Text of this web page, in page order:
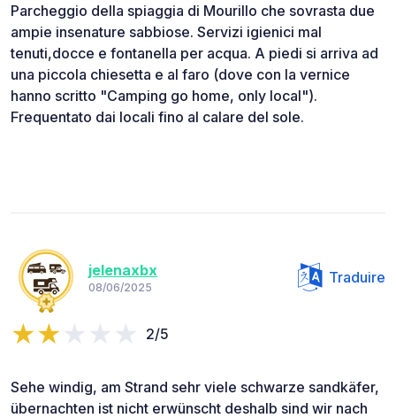
Parcheggio della spiaggia di Mourillo che sovrasta due
ampie insenature sabbiose. Servizi igienici mal
tenuti,docce e fontanella per acqua. A piedi si arriva ad
una piccola chiesetta e al faro (dove con la vernice
hanno scritto "Camping go home, only local").
Frequentato dai locali fino al calare del sole.
jelenaxbx
08/06/2025
Traduire
2/5
Sehe windig, am Strand sehr viele schwarze sandkäfer,
übernachten ist nicht erwünscht deshalb sind wir nach